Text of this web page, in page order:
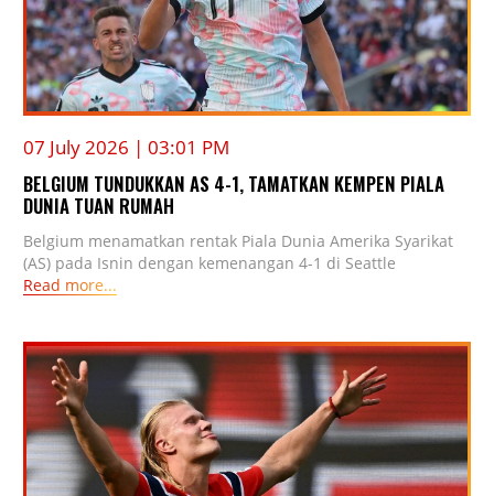
07 July 2026 | 03:01 PM
BELGIUM TUNDUKKAN AS 4-1, TAMATKAN KEMPEN PIALA
DUNIA TUAN RUMAH
Belgium menamatkan rentak Piala Dunia Amerika Syarikat
(AS) pada Isnin dengan kemenangan 4-1 di Seattle
Read more...